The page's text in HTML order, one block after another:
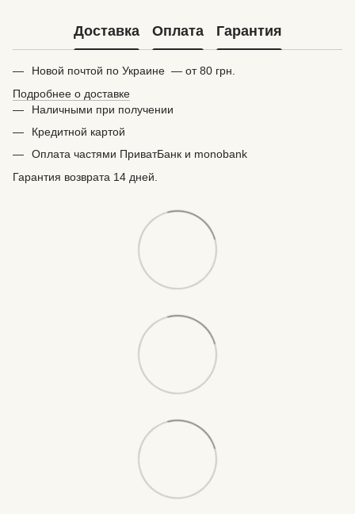
Доставка Оплата Гарантия
Новой почтой по Украине — от 80 грн.
Подробнее о доставке
Наличными при получении
Кредитной картой
Оплата частями ПриватБанк и monobank
Гарантия возврата 14 дней.